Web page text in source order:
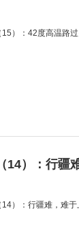
14）：行疆